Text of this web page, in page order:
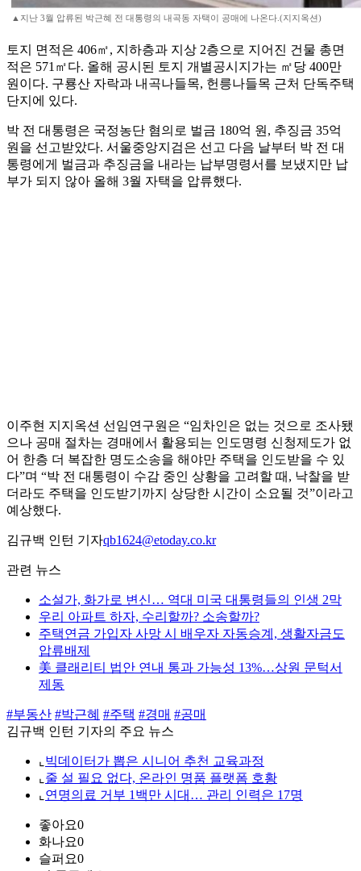
▲지난 3월 압류된 박근혜 전 대통령의 내곡동 자택이 공매에 나온다.(지지옥션)
토지 면적은 406㎡, 지하층과 지상 2층으로 지어진 건물 총면
적은 571㎡다. 올해 공시된 토지 개별공시지가는 ㎡당 400만
원이다. 구룡산 자락과 내곡나들목, 헌릉나들목 근처 단독주택
단지에 있다.
박 전 대통령은 국정농단 혐의로 벌금 180억 원, 추징금 35억
원을 선고받았다. 서울중앙지검은 선고 다음 날부터 박 전 대
통령에게 벌금과 추징금을 내라는 납부명령서를 보냈지만 납
부가 되지 않아 올해 3월 자택을 압류했다.
이주현 지지옥션 선임연구원은 “임차인은 없는 것으로 조사됐
으나 공매 절차는 경매에서 활용되는 인도명령 신청제도가 없
어 한층 더 복잡한 명도소송을 해야만 주택을 인도받을 수 있
다”며 “박 전 대통령이 수감 중인 상황을 고려할 때, 낙찰을 받
더라도 주택을 인도받기까지 상당한 시간이 소요될 것”이라고
예상했다.
김규백 인턴 기자qb1624@etoday.co.kr
관련 뉴스
소설가, 화가로 변신… 역대 미국 대통령들의 인생 2막
우리 아파트 하자, 수리할까? 소송할까?
주택연금 가입자 사망 시 배우자 자동승계, 생활자금도
압류배제
美 클래리티 법안 연내 통과 가능성 13%…상원 문턱서
제동
#부동산 #박근혜 #주택 #경매 #공매
김규백 인턴 기자의 주요 뉴스
⌞ 빅데이터가 뽑은 시니어 추천 교육과정
⌞ 줄 설 필요 없다, 온라인 명품 플랫폼 호황
⌞ 연명의료 거부 1백만 시대… 관리 인력은 17명
좋아요0
화나요0
슬퍼요0